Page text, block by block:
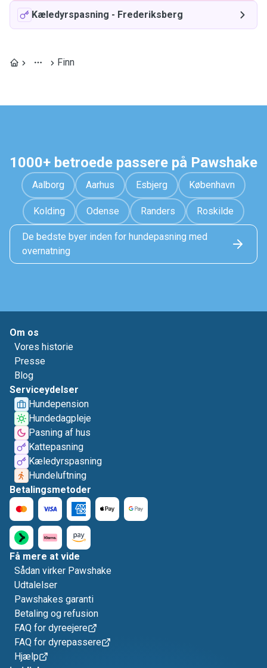
Kæledyrspasning - Frederiksberg
Finn
1000+ betroede passere på Pawshake
Aalborg Aarhus Esbjerg København
Kolding Odense Randers Roskilde
De bedste byer inden for hundepasning med
overnatning
Om os
Vores historie
Presse
Blog
Serviceydelser
Hundepension
Hundedagpleje
Pasning af hus
Kattepasning
Kæledyrspasning
Hundeluftning
Betalingsmetoder
Få mere at vide
Sådan virker Pawshake
Udtalelser
Pawshakes garanti
Betaling og refusion
FAQ for dyreejere
FAQ for dyrepassere
Hjælp